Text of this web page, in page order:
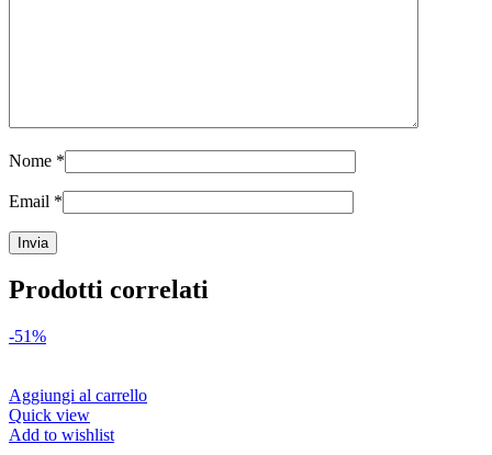
Nome *
Email *
Prodotti correlati
-51%
Aggiungi al carrello
Quick view
Add to wishlist